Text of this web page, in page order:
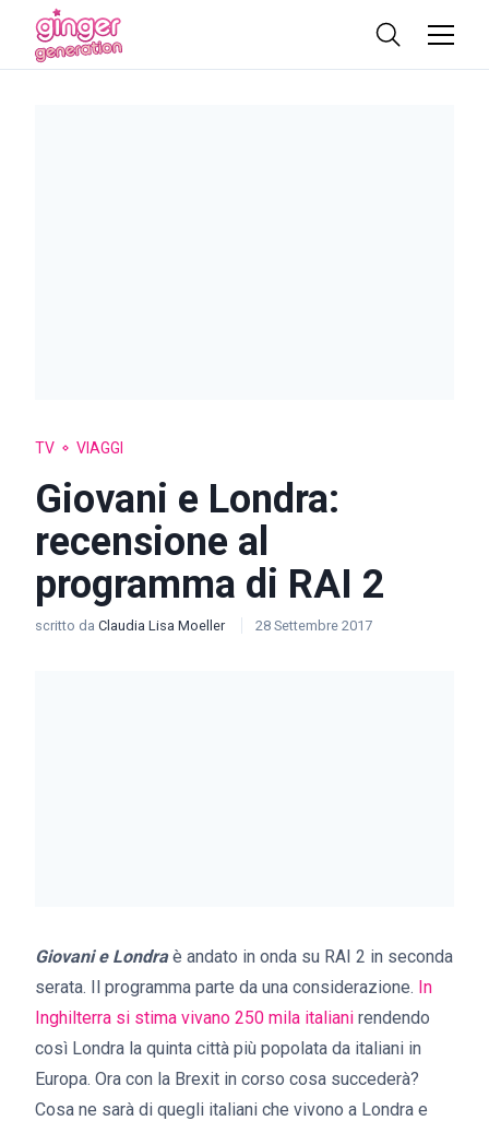
TV VIAGGI
Giovani e Londra:
recensione al
programma di RAI 2
scritto da Claudia Lisa Moeller 28 Settembre 2017
Giovani e Londra è andato in onda su RAI 2 in seconda
serata. Il programma parte da una considerazione. In
Inghilterra si stima vivano 250 mila italiani rendendo
così Londra la quinta città più popolata da italiani in
Europa. Ora con la Brexit in corso cosa succederà?
Cosa ne sarà di quegli italiani che vivono a Londra e